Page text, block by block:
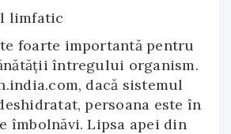
limfatic
foarte importantă pentru
întregului organism.
dacă sistemul
persoana este în
îmbolnăvi. Lipsa apei din